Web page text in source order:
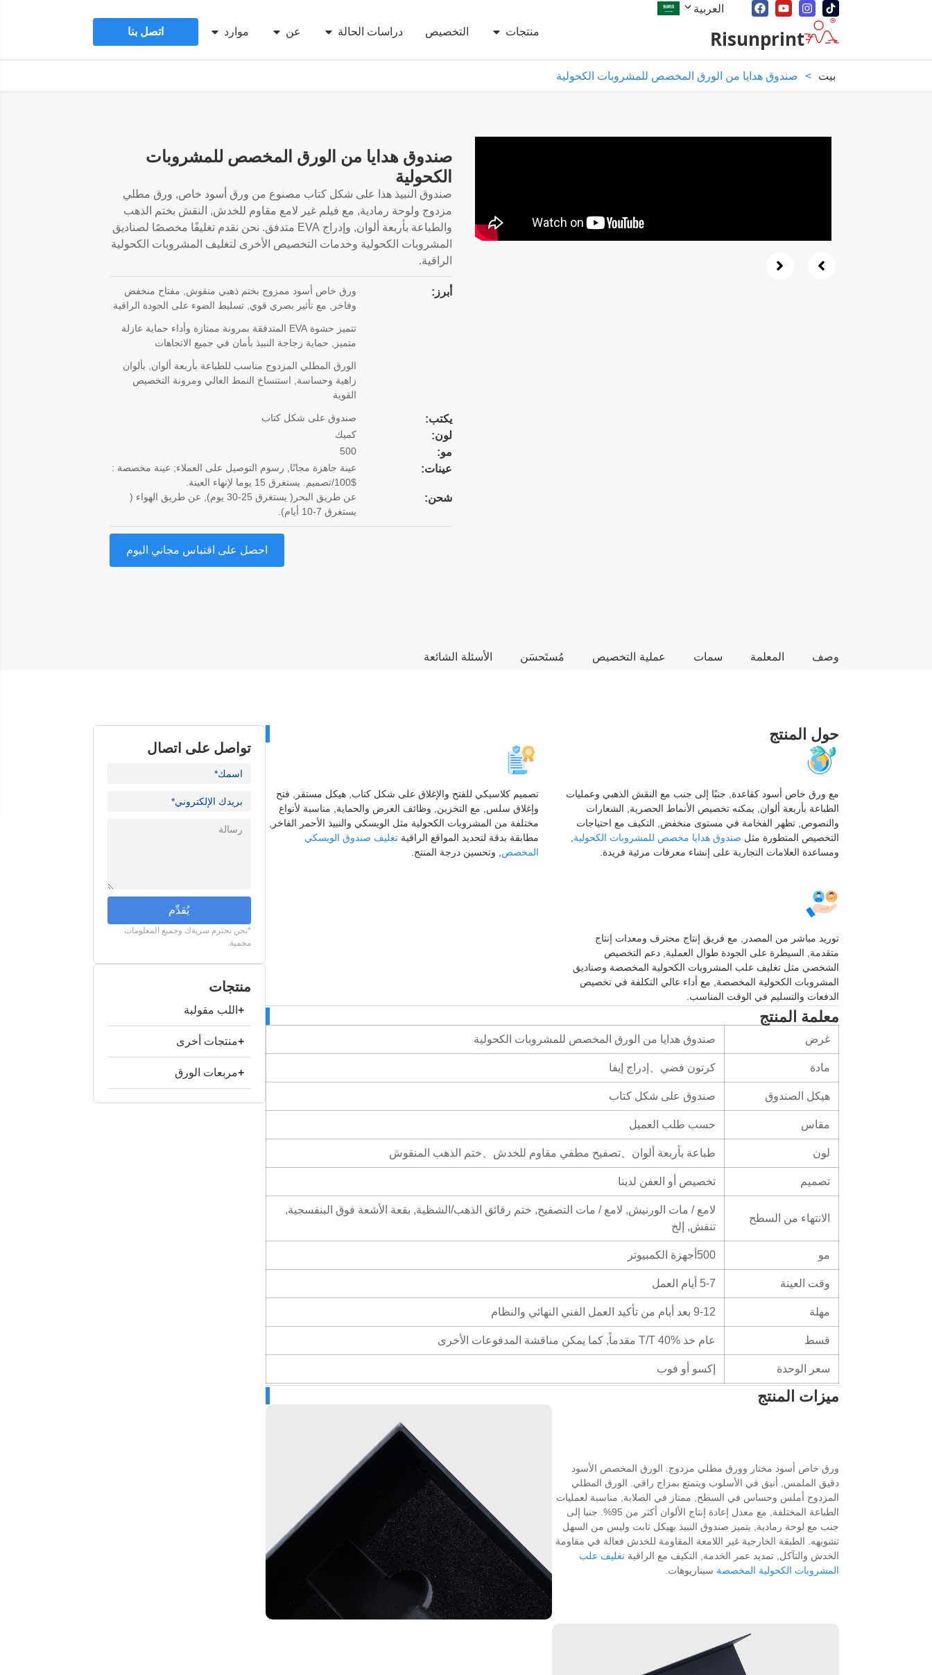
العربية
Risunprint منتجات التخصيص دراسات الحالة عن موارد اتصل بنا
بيت > صندوق هدايا من الورق المخصص للمشروبات الكحولية
صندوق هدايا من الورق المخصص للمشروبات
الكحولية
صندوق النبيذ هذا على شكل كتاب مصنوع من ورق أسود خاص, ورق مطلي
مزدوج ولوحة رمادية, مع فيلم غير لامع مقاوم للخدش, النقش بختم الذهب
والطباعة بأربعة ألوان, وإدراج EVA متدفق. نحن نقدم تغليفًا مخصصًا لصناديق
المشروبات الكحولية وخدمات التخصيص الأخرى لتغليف المشروبات الكحولية
الراقية.
أبرز:
ورق خاص أسود ممزوج بختم ذهبي منقوش, مفتاح منخفض
وفاخر, مع تأثير بصري قوي, تسليط الضوء على الجودة الراقية
تتميز حشوة EVA المتدفقة بمرونة ممتازة وأداء حماية عازلة
متميز, حماية زجاجة النبيذ بأمان في جميع الاتجاهات
الورق المطلي المزدوج مناسب للطباعة بأربعة ألوان, بألوان
زاهية وحساسة, استنساخ النمط العالي ومرونة التخصيص
القوية
يكتب: صندوق على شكل كتاب
لون: كميك
مو: 500
عينات:
عينة جاهزة مجانًا, رسوم التوصيل على العملاء; عينة مخصصة :
$100/تصميم. يستغرق 15 يوما لإنهاء العينة.
شحن:
عن طريق البحر( يستغرق 25-30 يوم), عن طريق الهواء (
يستغرق 7-10 أيام).
احصل على اقتباس مجاني اليوم
وصف المعلمة سمات عملية التخصيص مُستَحسَن الأسئلة الشائعة
حول المنتج
مع ورق خاص أسود كقاعدة, جنبًا إلى جنب مع النقش الذهبي وعمليات
الطباعة بأربعة ألوان, يمكنه تخصيص الأنماط الحصرية, الشعارات
والنصوص, تظهر الفخامة في مستوى منخفض, التكيف مع احتياجات
التخصيص المتطورة مثل صندوق هدايا مخصص للمشروبات الكحولية
ومساعدة العلامات التجارية على إنشاء معرفات مرئية فريدة.
تصميم كلاسيكي للفتح والإغلاق على شكل كتاب, هيكل مستقر, فتح
وإغلاق سلس, مع التخزين, وظائف العرض والحماية, مناسبة لأنواع
مختلفة من المشروبات الكحولية مثل الويسكي والنبيذ الأحمر الفاخر,
مطابقة بدقة لتحديد المواقع الراقيةتغليف صندوق الويسكي
المخصص , وتحسين درجة المنتج.
توريد مباشر من المصدر, مع فريق إنتاج محترف ومعدات إنتاج
متقدمة, السيطرة على الجودة طوال العملية, دعم التخصيص
الشخصي مثل تغليف علب المشروبات الكحولية المخصصة وصناديق
المشروبات الكحولية المخصصة, مع أداء عالي التكلفة في تخصيص
الدفعات والتسليم في الوقت المناسب.
معلمة المنتج
غرض صندوق هدايا من الورق المخصص للمشروبات الكحولية
مادة كرتون فضي、إدراج إيفا
هيكل الصندوق صندوق على شكل كتاب
مقاس حسب طلب العميل
لون طباعة بأربعة ألوان、تصفيح مطفي مقاوم للخدش、ختم الذهب المنقوش
تصميم تخصيص أو العفن لدينا
الانتهاء من السطح
لامع / مات الورنيش, لامع / مات التصفيح, ختم رقائق الذهب/الشظية, بقعة الأشعة فوق البنفسجية,
تنقش, إلخ
مو 500أجهزة الكمبيوتر
وقت العينة 5-7 أيام العمل
مهلة 9-12 بعد أيام من تأكيد العمل الفني النهائي والنظام
قسط عام خذ T/T 40% مقدماً, كما يمكن مناقشة المدفوعات الأخرى
سعر الوحدة إكسو أو فوب
ميزات المنتج
ورق خاص أسود مختار وورق مطلي مزدوج. الورق المخصص الأسود
دقيق الملمس, أنيق في الأسلوب ويتمتع بمزاج راقي. الورق المطلي
المزدوج أملس وحساس في السطح, ممتاز في الصلابة, مناسبة لعمليات
الطباعة المختلفة, مع معدل إعادة إنتاج الألوان أكثر من 95%. جنبا إلى
جنب مع لوحة رمادية, يتميز صندوق النبيذ بهيكل ثابت وليس من السهل
تشويهه. الطبقة الخارجية غير اللامعة المقاومة للخدش فعالة في مقاومة
الخدش والتآكل, تمديد عمر الخدمة, التكيف مع الراقيةتغليف علب
المشروبات الكحولية المخصصة سيناريوهات.
تواصل على اتصال
يُقدِّم
*نحن نحترم سريةك وجميع المعلومات
محمية.
منتجات
+ اللب مقولبة
+منتجات أخرى
+مربعات الورق